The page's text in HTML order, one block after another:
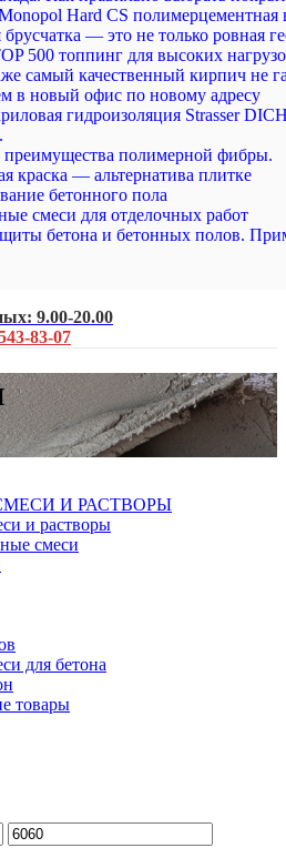
Hard CS полимерцементная
— это не только ровная
500 топпинг для высоких
самый качественный кирпич не
в новый офис по новому адресу
гидроизоляция Strasser
преимущества полимерной фибры.
краска — альтернатива плитке
бетонного пола
смеси для отделочных работ
бетона и бетонных полов.
9.00-20.00
83-07
И РАСТВОРЫ
и растворы
смеси
для бетона
товары